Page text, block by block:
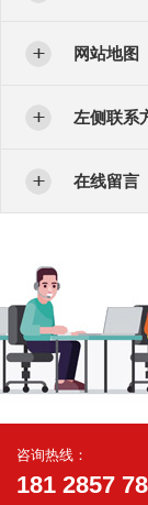
网站地图
左侧联系
在线留言
咨询热线：
181 2857